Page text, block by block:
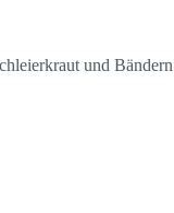
und Bändern